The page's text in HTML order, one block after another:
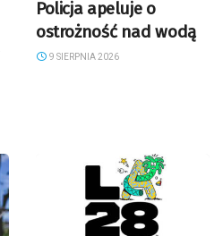
Policja apeluje o
ostrożność nad wodą
9 SIERPNIA 2026